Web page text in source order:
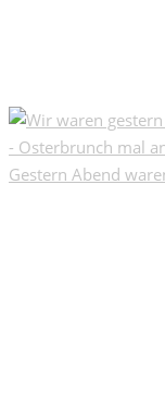
Gestern Abend